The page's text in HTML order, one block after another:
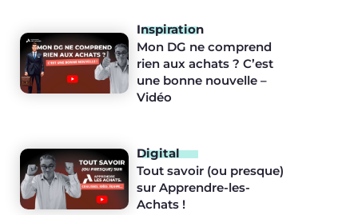
Inspiration
Mon DG ne comprend
rien aux achats ? C’est
une bonne nouvelle –
Vidéo
Digital
Tout savoir (ou presque)
sur Apprendre-les-
Achats !